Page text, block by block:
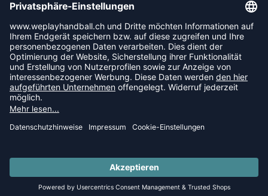
SUMMER SALE: SPARE BIS ZU 65%
Kreditkarte
Rechnungskauf
NEWSLETTER
FOLLOW US